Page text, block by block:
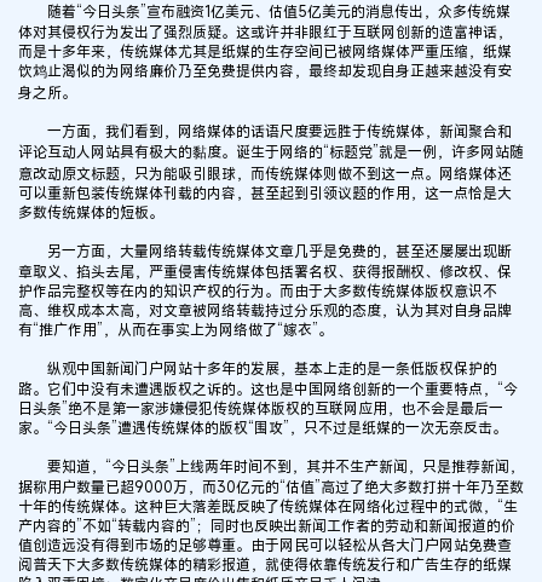
随着“今日头条”宣布融资1亿美元、估值5亿美元的消息传出，众多传统媒
体对其侵权行为发出了强烈质疑。这或许并非眼红于互联网创新的造富神话，
而是十多年来，传统媒体尤其是纸媒的生存空间已被网络媒体严重压缩，纸媒
饮鸩止渴似的为网络廉价乃至免费提供内容，最终却发现自身正越来越没有安
身之所。
一方面，我们看到，网络媒体的话语尺度要远胜于传统媒体，新闻聚合和
评论互动人网站具有极大的黏度。诞生于网络的“标题党”就是一例，许多网站随
意改动原文标题，只为能吸引眼球，而传统媒体则做不到这一点。网络媒体还
可以重新包装传统媒体刊载的内容，甚至起到引领议题的作用，这一点恰是大
多数传统媒体的短板。
另一方面，大量网络转载传统媒体文章几乎是免费的，甚至还屡屡出现断
章取义、掐头去尾，严重侵害传统媒体包括署名权、获得报酬权、修改权、保
护作品完整权等在内的知识产权的行为。而由于大多数传统媒体版权意识不
高、维权成本太高，对文章被网络转载持过分乐观的态度，认为其对自身品牌
有“推广作用”，从而在事实上为网络做了“嫁衣”。
纵观中国新闻门户网站十多年的发展，基本上走的是一条低版权保护的
路。它们中没有未遭遇版权之诉的。这也是中国网络创新的一个重要特点，“今
日头条”绝不是第一家涉嫌侵犯传统媒体版权的互联网应用，也不会是最后一
家。“今日头条”遭遇传统媒体的版权“围攻”，只不过是纸媒的一次无奈反击。
要知道，“今日头条”上线两年时间不到，其并不生产新闻，只是推荐新闻，
据称用户数量已超9000万，而30亿元的“估值”高过了绝大多数打拼十年乃至数
十年的传统媒体。这种巨大落差既反映了传统媒体在网络化过程中的式微，“生
产内容的”不如“转载内容的”；同时也反映出新闻工作者的劳动和新闻报道的价
值创造远没有得到市场的足够尊重。由于网民可以轻松从各大门户网站免费查
阅普天下大多数传统媒体的精彩报道，就使得依靠传统发行和广告生存的纸媒